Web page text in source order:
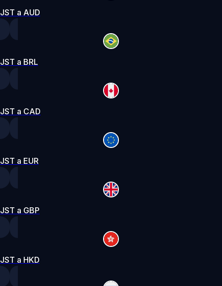
JST a AUD
JST a BRL
JST a CAD
JST a EUR
JST a GBP
JST a HKD